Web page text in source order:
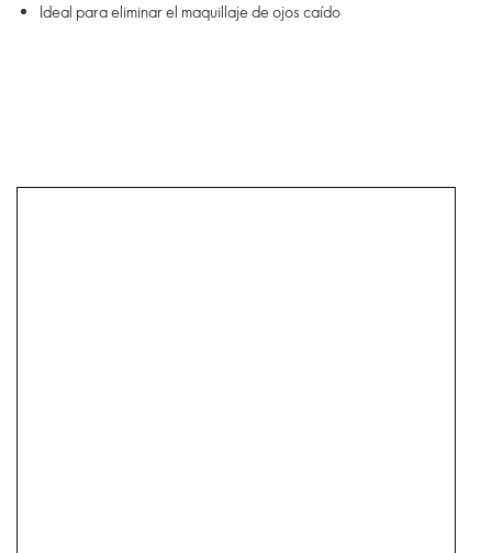
Ideal para eliminar el maquillaje de ojos caído